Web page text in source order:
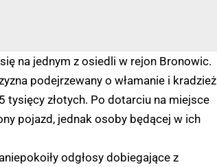
na jednym z osiedli w rejon Bronowic.
podejrzewany o włamanie i kradzież
tysięcy złotych. Po dotarciu na miejsce
pojazd, jednak osoby będącej w ich
odgłosy dobiegające z